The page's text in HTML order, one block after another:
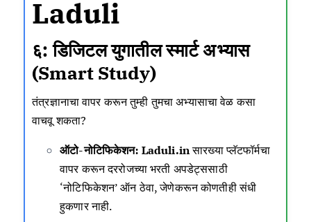
Laduli
६: डिजिटल युगातील स्मार्ट अभ्यास
(Smart Study)
तंत्रज्ञानाचा वापर करून तुम्ही तुमचा अभ्यासाचा वेळ कसा
वाचवू शकता?
ऑटो-नोटिफिकेशन: Laduli.inसारख्या प्लॅटफॉर्मचा
वापर करून दररोजच्या भरती अपडेट्ससाठी
‘नोटिफिकेशन’ ऑन ठेवा, जेणेकरून कोणतीही संधी
हुकणार नाही.